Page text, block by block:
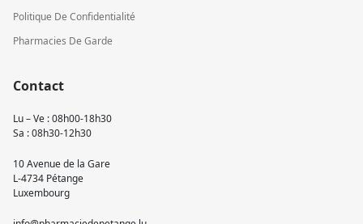
Politique De Confidentialité
Pharmacies De Garde
Contact
Lu – Ve : 08h00-18h30
Sa : 08h30-12h30
10 Avenue de la Gare
L-4734 Pétange
Luxembourg